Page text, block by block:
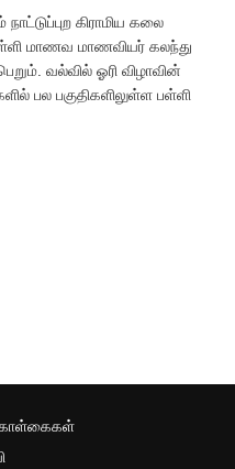
கிராமிய கலை
மாணவ மாணவியர் கலந்து
வல்வில் ஓரி விழாவின்
பல பகுதிகளிலுள்ள பள்ளி